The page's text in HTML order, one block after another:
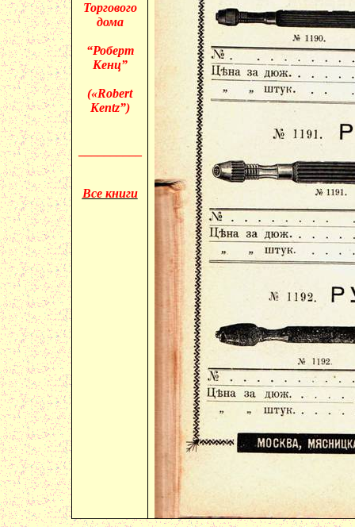
Торгового
дома
“Роберт
Кенц”
(«Robert
Kentz”)
Все книги